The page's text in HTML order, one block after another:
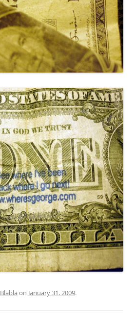
Blabla on January 31, 2009.